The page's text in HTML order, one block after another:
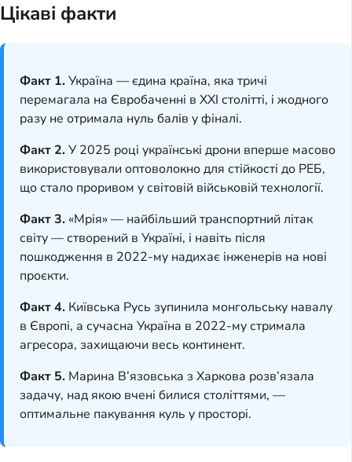
Цікаві факти
Факт 1.Україна — єдина країна, яка тричі
перемагала на Євробаченні в XXI столітті, і жодного
разу не отримала нуль балів у фіналі.
Факт 2.У 2025 році українські дрони вперше масово
використовували оптоволокно для стійкості до РЕБ,
що стало проривом у світовій військовій технології.
Факт 3. «Мрія» — найбільший транспортний літак
світу — створений в Україні, і навіть після
пошкодження в 2022-му надихає інженерів на нові
проєкти.
Факт 4. Київська Русь зупинила монгольську навалу
в Європі, а сучасна Україна в 2022-му стримала
агресора, захищаючи весь континент.
Факт 5. Марина В’язовська з Харкова розв’язала
задачу, над якою вчені билися століттями, —
оптимальне пакування куль у просторі.